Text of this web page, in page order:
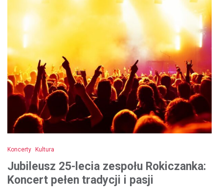
Koncerty Kultura
Jubileusz 25-lecia zespołu Rokiczanka:
Koncert pełen tradycji i pasji